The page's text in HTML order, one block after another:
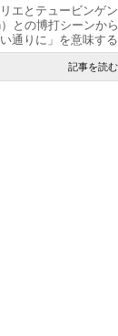
エとテュービンゲ
との博打シーンか
通りに」を意味す
記事を読む